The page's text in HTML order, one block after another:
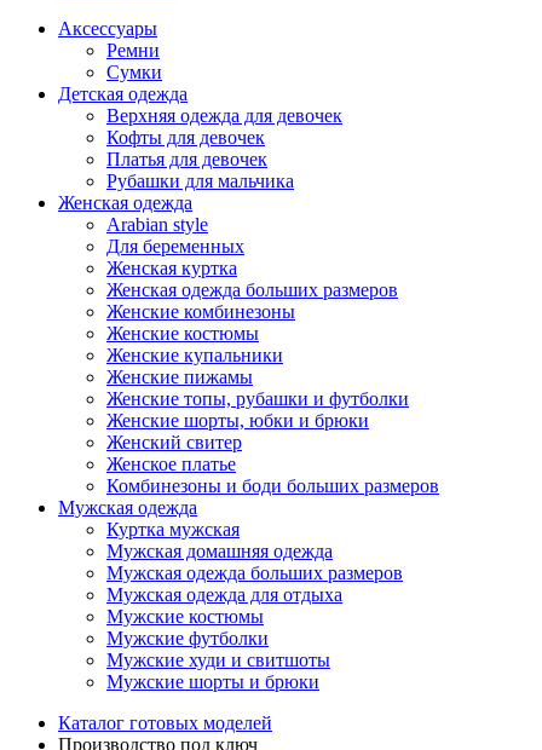
Аксессуары
Ремни
Сумки
Детская одежда
Верхняя одежда для девочек
Кофты для девочек
Платья для девочек
Рубашки для мальчика
Женская одежда
Arabian style
Для беременных
Женская куртка
Женская одежда больших размеров
Женские комбинезоны
Женские костюмы
Женские купальники
Женские пижамы
Женские топы, рубашки и футболки
Женские шорты, юбки и брюки
Женский свитер
Женское платье
Комбинезоны и боди больших размеров
Мужская одежда
Куртка мужская
Мужская домашняя одежда
Мужская одежда больших размеров
Мужская одежда для отдыха
Мужские костюмы
Мужские футболки
Мужские худи и свитшоты
Мужские шорты и брюки
Каталог готовых моделей
Производство под ключ